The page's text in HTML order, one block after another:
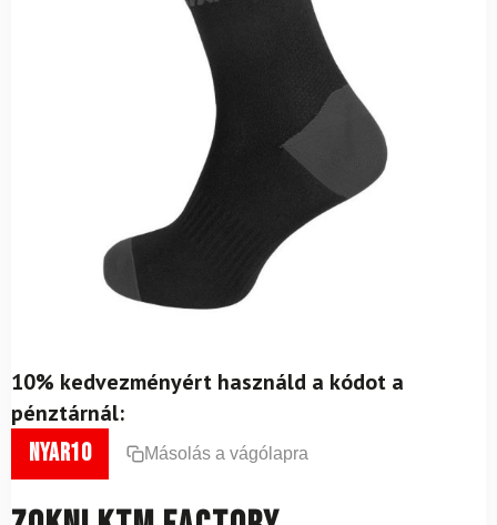
10% kedvezményért használd a kódot a
pénztárnál:
nyar10 Másolás a vágólapra